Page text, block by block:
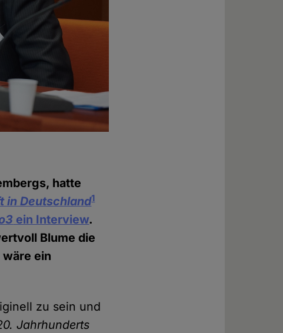
hatte
in Deutschland1
ein Interview.
Blume die
ein
zu sein und
Jahrhunderts